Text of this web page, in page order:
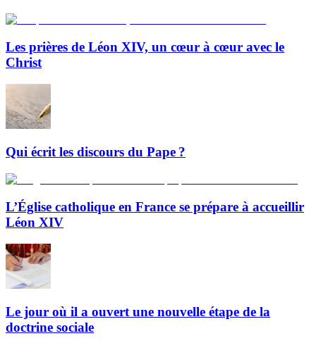
Les prières de Léon XIV, un cœur à cœur avec le
Christ
Qui écrit les discours du Pape ?
L’Église catholique en France se prépare à accueillir
Léon XIV
Le jour où il a ouvert une nouvelle étape de la
doctrine sociale